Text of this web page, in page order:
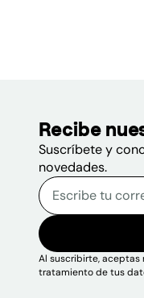
Recibe
Suscríbete y
novedades.
Sitio web
Al suscribirte, aceptas
tratamiento de tus